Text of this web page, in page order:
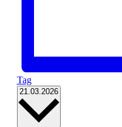
Tag
21.03.2026 Datum